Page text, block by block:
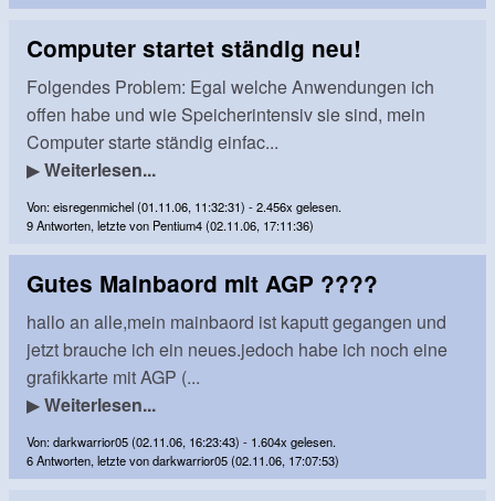
Computer startet ständig neu!
Folgendes Problem: Egal welche Anwendungen ich
offen habe und wie Speicherintensiv sie sind, mein
Computer starte ständig einfac...
▶Weiterlesen...
Von: eisregenmichel (01.11.06, 11:32:31) - 2.456x gelesen.
9 Antworten, letzte von Pentium4 (02.11.06, 17:11:36)
Gutes Mainbaord mit AGP ????
hallo an alle,mein mainbaord ist kaputt gegangen und
jetzt brauche ich ein neues.jedoch habe ich noch eine
grafikkarte mit AGP (...
▶Weiterlesen...
Von: darkwarrior05 (02.11.06, 16:23:43) - 1.604x gelesen.
6 Antworten, letzte von darkwarrior05 (02.11.06, 17:07:53)